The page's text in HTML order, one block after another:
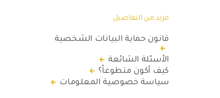
مزيد من التفاصيل
قانون حماية البيانات الشخصية
الأسئلة الشائعة
كيف أكون متطوعاً؟
سياسة خصوصية المعلومات